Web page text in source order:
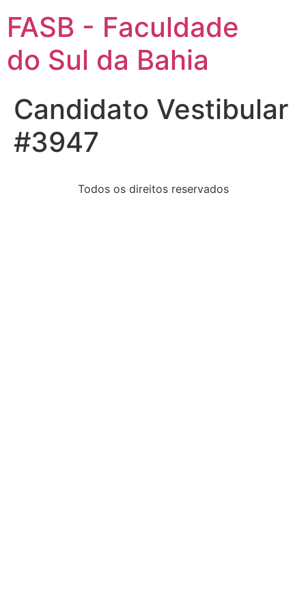
FASB - Faculdade
do Sul da Bahia
Candidato Vestibular
#3947
Todos os direitos reservados